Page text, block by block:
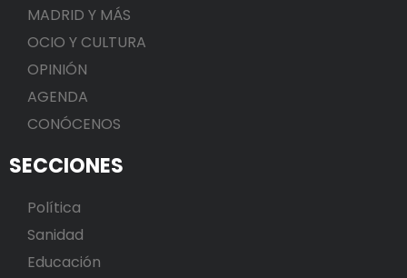
MADRID Y MÁS
OCIO Y CULTURA
OPINIÓN
AGENDA
CONÓCENOS
SECCIONES
Política
Sanidad
Educación